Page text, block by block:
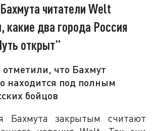
читатели Welt
какие два города Россия
открыт”
отметили, что Бахмут
находится под полным
бойцов
Бахмута закрытым считают